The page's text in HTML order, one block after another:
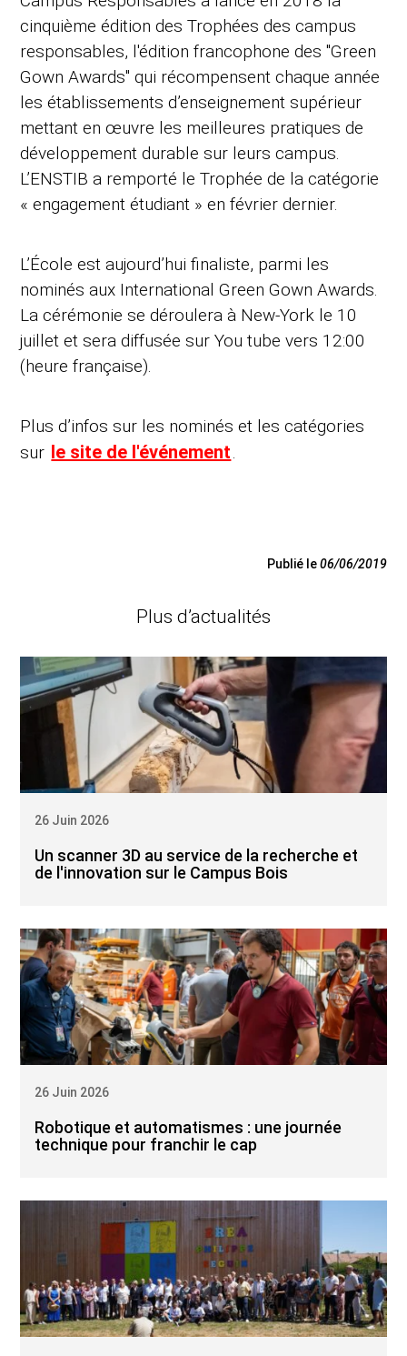
cinquième édition des Trophées des campus
responsables, l'édition francophone des "Green
Gown Awards" qui récompensent chaque année
les établissements d’enseignement supérieur
mettant en œuvre les meilleures pratiques de
développement durable sur leurs campus.
L’ENSTIB a remporté le Trophée de la catégorie
« engagement étudiant » en février dernier.
L’École est aujourd’hui finaliste, parmi les
nominés aux International Green Gown Awards.
La cérémonie se déroulera à New-York le 10
juillet et sera diffusée sur You tube vers 12:00
(heure française).
Plus d’infos sur les nominés et les catégories
sur le site de l'événement.
Publié le06/06/2019
Plus d’actualités
Un scanner 3D au service de la recherche et
de l'innovation sur le Campus Bois
26 Juin 2026
Robotique et automatismes : une journée
technique pour franchir le cap
26 Juin 2026